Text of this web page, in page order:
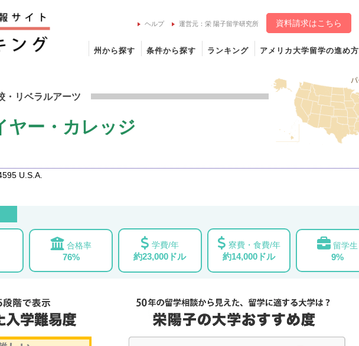
ヘルプ 運営元：栄 陽子留学研究所 資料請求はこちら
州から探す 条件から探す ランキング アメリカ大学留学の進め方
・リベラルアーツ
ヤー・カレッジ
U.S.A.
合格率
76%
学費/年
約23,000ドル
寮費・食費/年
約14,000ドル
留学生
9%